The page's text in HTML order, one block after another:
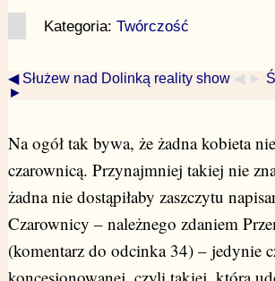
Kategoria: Twórczość
◀ Służew nad Dolinką reality show ◀ ►
►
Na ogół tak bywa, że żadna kobieta
czarownicą. Przynajmniej takiej nie
żadna nie dostąpiłaby zaszczytu
Czarownicy – należnego zdaniem
(komentarz do odcinka 34) – jedynie